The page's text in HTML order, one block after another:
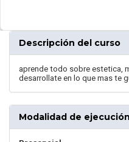
Descripción del curso
aprende todo sobre estetica,
desarrollate en lo que mas te
Modalidad de